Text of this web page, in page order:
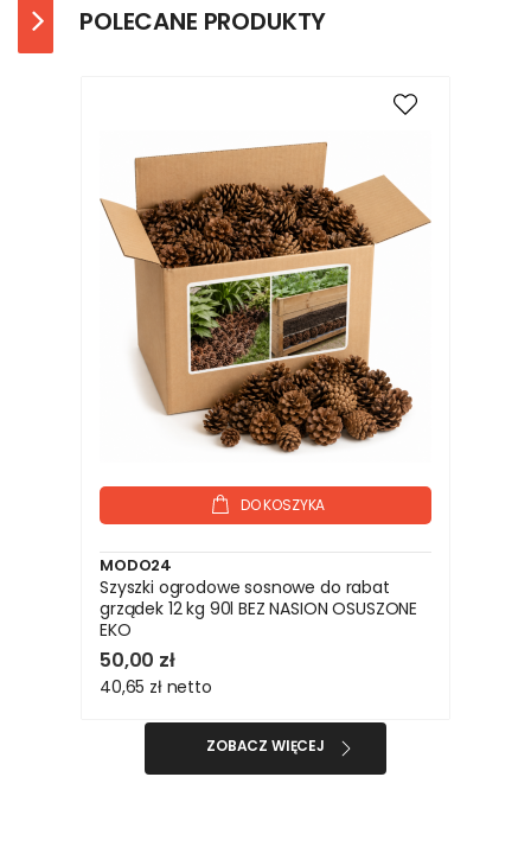
POLECANE PRODUKTY
DO KOSZYKA
MODO24
Szyszki ogrodowe sosnowe do rabat
grządek 12 kg 90l BEZ NASION OSUSZONE
EKO
50,00 zł
40,65 zł netto
ZOBACZ WIĘCEJ